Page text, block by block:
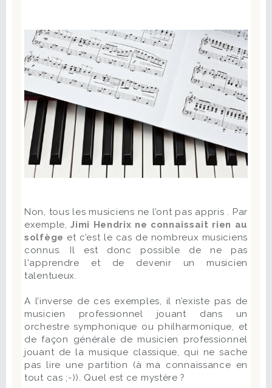
Non, tous les musiciens ne l’ont pas appris . Par
exemple,Jimi Hendrix ne connaissait rien au
solfège et c’est le cas de nombreux musiciens
connus. Il est donc possible de ne pas
l'apprendre et de devenir un musicien
talentueux.
A l’inverse de ces exemples, il n’existe pas de
musicien professionnel jouant dans un
orchestre symphonique ou philharmonique, et
de façon générale de musicien professionnel
jouant de la musique classique, qui ne sache
pas lire une partition (à ma connaissance en
tout cas ;-)). Quel est ce mystère ?